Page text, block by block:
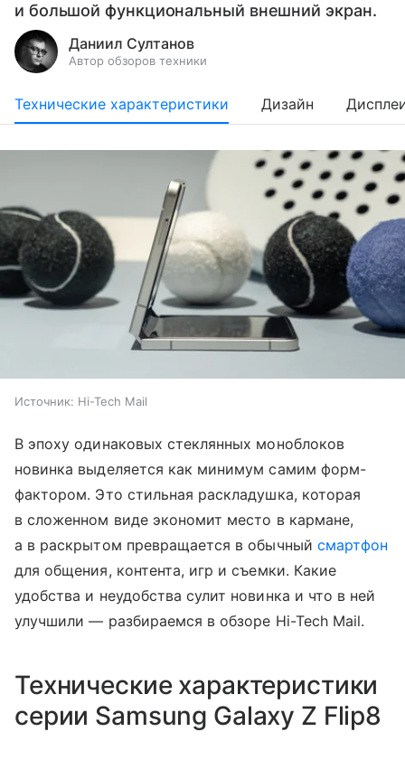
и большой функциональный внешний экран.
Даниил Султанов
Автор обзоров техники
Технические характеристики Дизайн
Источник: Hi-Tech Mail
В эпоху одинаковых стеклянных моноблоков
новинка выделяется как минимум самим форм-
фактором. Это стильная раскладушка, которая
в сложенном виде экономит место в кармане,
а в раскрытом превращается в обычный смартфон
для общения, контента, игр и съемки. Какие
удобства и неудобства сулит новинка и что в ней
улучшили — разбираемся в обзоре Hi-Tech Mail.
Технические характеристики
серии Samsung Galaxy Z Flip8